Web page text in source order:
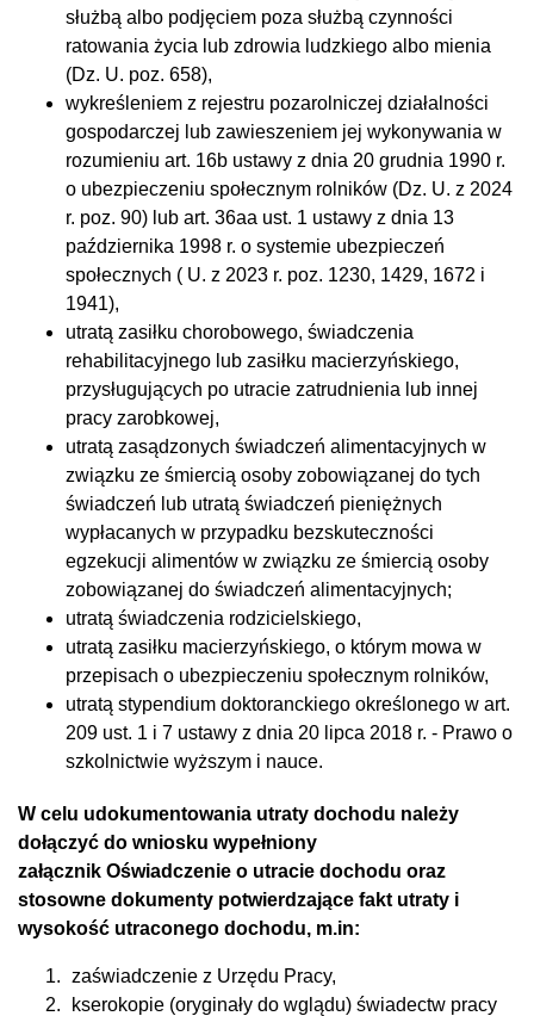
służbą albo podjęciem poza służbą czynności
ratowania życia lub zdrowia ludzkiego albo mienia
(Dz. U. poz. 658),
wykreśleniem z rejestru pozarolniczej działalności
gospodarczej lub zawieszeniem jej wykonywania w
rozumieniu art. 16b ustawy z dnia 20 grudnia 1990 r.
o ubezpieczeniu społecznym rolników (Dz. U. z 2024
r. poz. 90) lub art. 36aa ust. 1 ustawy z dnia 13
października 1998 r. o systemie ubezpieczeń
społecznych ( U. z 2023 r. poz. 1230, 1429, 1672 i
1941),
utratą zasiłku chorobowego, świadczenia
rehabilitacyjnego lub zasiłku macierzyńskiego,
przysługujących po utracie zatrudnienia lub innej
pracy zarobkowej,
utratą zasądzonych świadczeń alimentacyjnych w
związku ze śmiercią osoby zobowiązanej do tych
świadczeń lub utratą świadczeń pieniężnych
wypłacanych w przypadku bezskuteczności
egzekucji alimentów w związku ze śmiercią osoby
zobowiązanej do świadczeń alimentacyjnych;
utratą świadczenia rodzicielskiego,
utratą zasiłku macierzyńskiego, o którym mowa w
przepisach o ubezpieczeniu społecznym rolników,
utratą stypendium doktoranckiego określonego w art.
209 ust. 1 i 7 ustawy z dnia 20 lipca 2018 r. - Prawo o
szkolnictwie wyższym i nauce.
W celu udokumentowania utraty dochodu należy
dołączyć do wniosku wypełniony
załącznik Oświadczenie o utracie dochodu oraz
stosowne dokumenty potwierdzające fakt utraty i
wysokość utraconego dochodu, m.in:
zaświadczenie z Urzędu Pracy,
kserokopie (oryginały do wglądu) świadectw pracy